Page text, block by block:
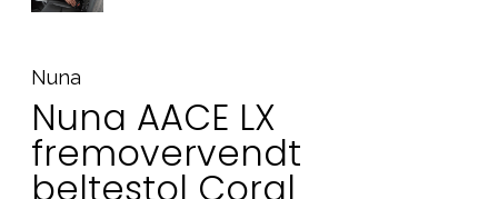
Nuna
Nuna AACE LX
fremovervendt
beltestol Coral